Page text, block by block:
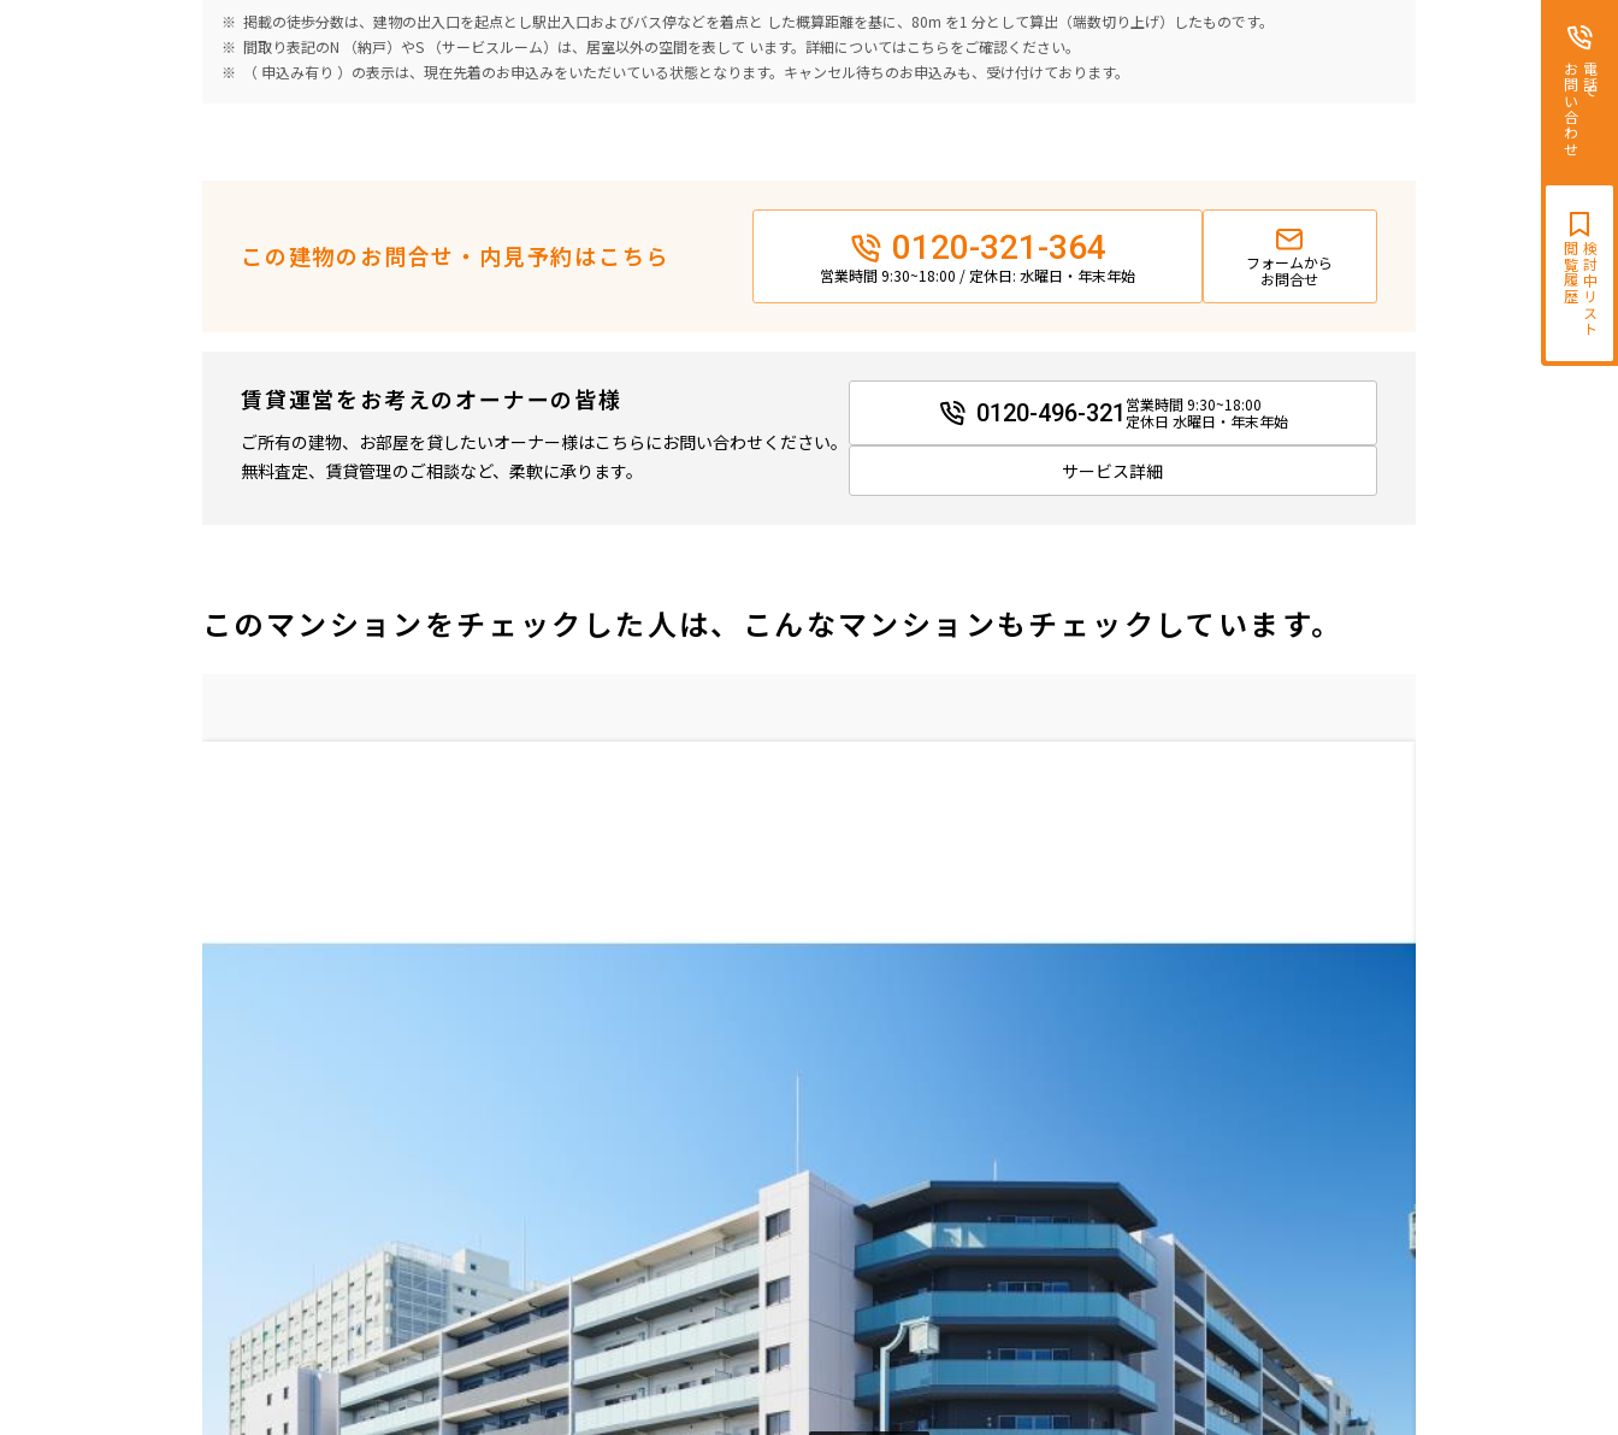
電話で
お問い合わせ
検討中リスト
閲覧履歴
掲載の徒歩分数は、建物の出入口を起点とし駅出入口およびバス停などを着点と した概算距離を基に、80m を1 分として算出（端数切り上げ）したものです。
間取り表記のN （納戸）やS （サービスルーム）は、居室以外の空間を表して います。詳細についてはこちらをご確認ください。
（ 申込み有り ）の表示は、現在先着のお申込みをいただいている状態となります。キャンセル待ちのお申込みも、受け付けております。
この建物のお問合せ・内見予約はこちら 0120-321-364
営業時間 9:30~18:00 / 定休日: 水曜日・年末年始
フォームから
お問合せ
賃貸運営をお考えのオーナーの皆様
ご所有の建物、お部屋を貸したいオーナー様はこちらにお問い合わせください。
無料査定、賃貸管理のご相談など、柔軟に承ります。
0120-496-321 営業時間 9:30~18:00
定休日 水曜日・年末年始
サービス詳細
このマンションをチェックした人は、こんなマンションもチェックしています。